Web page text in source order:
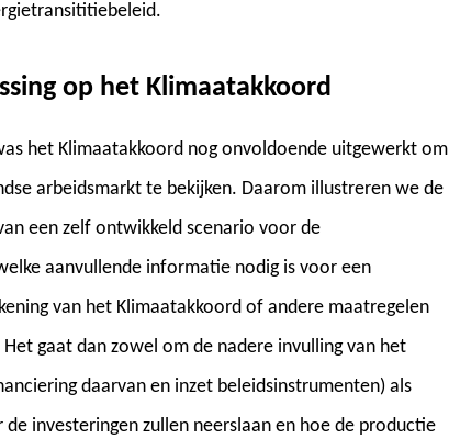
op het Klimaatakkoord
het Klimaatakkoord nog onvoldoende uitgewerkt om
arbeidsmarkt te bekijken. Daarom illustreren we de
een zelf ontwikkeld scenario voor de
aanvullende informatie nodig is voor een
van het Klimaatakkoord of andere maatregelen
gaat dan zowel om de nadere invulling van het
daarvan en inzet beleidsinstrumenten) als
investeringen zullen neerslaan en hoe de productie